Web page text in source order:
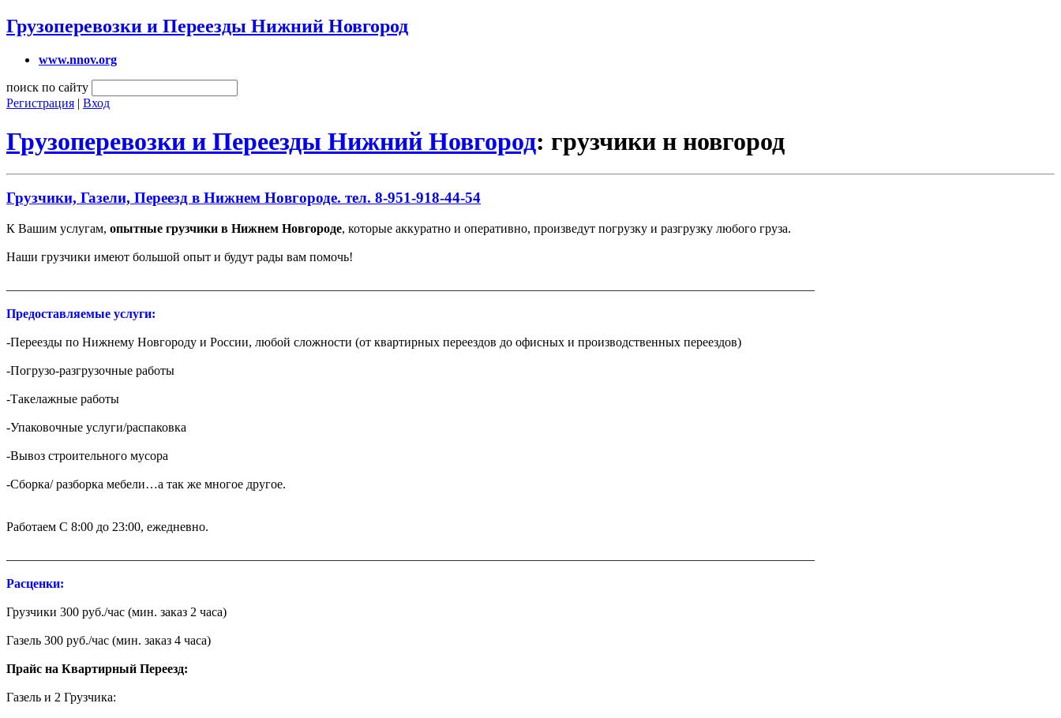
Грузоперевозки и Переезды Нижний Новгород
www.nnov.org
поиск по сайту
Регистрация | Вход
Грузоперевозки и Переезды Нижний Новгород: грузчики н новгород
Грузчики, Газели, Переезд в Нижнем Новгороде. тел. 8-951-918-44-54
К Вашим услугам, опытные грузчики в Нижнем Новгороде, которые аккуратно и оперативно, произведут погрузку и разгрузку любого груза.
Наши грузчики имеют большой опыт и будут рады вам помочь!
Предоставляемые услуги:
-Переезды по Нижнему Новгороду и России, любой сложности (от квартирных переездов до офисных и производственных переездов)
-Погрузо-разгрузочные работы
-Такелажные работы
-Упаковочные услуги/распаковка
-Вывоз строительного мусора
-Сборка/ разборка мебели…а так же многое другое.
Работаем С 8:00 до 23:00, ежедневно.
Расценки:
Грузчики 300 руб./час (мин. заказ 2 часа)
Газель 300 руб./час (мин. заказ 4 часа)
Прайс на Квартирный Переезд:
Газель и 2 Грузчика: